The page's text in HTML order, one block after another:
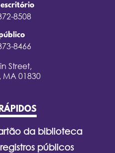
8508
8466
Street,
MA 01830
da biblioteca
públicos